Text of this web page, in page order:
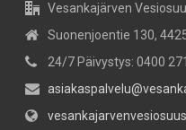
Vesankajärven
Suonenjoentie 130,
24/7 Päivystys: 0400